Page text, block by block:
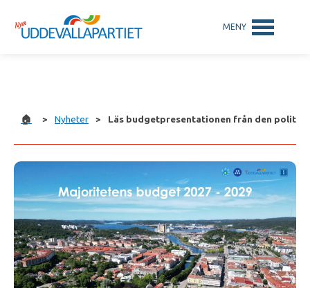
🏠 > Nyheter > Läs budgetpresentationen från den